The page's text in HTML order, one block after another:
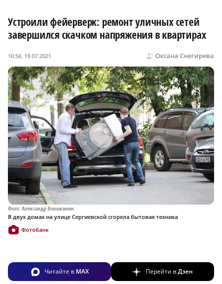
Устроили фейерверк: ремонт уличных сетей
завершился скачком напряжения в квартирах
Оксана Снегирева
10:56, 19.07.2021
Фото: Александр Воложанин
В двух домах на улице Сергиевской сгорела бытовая техника
Фотобанк
Читайте в MAX Перейти вДзен